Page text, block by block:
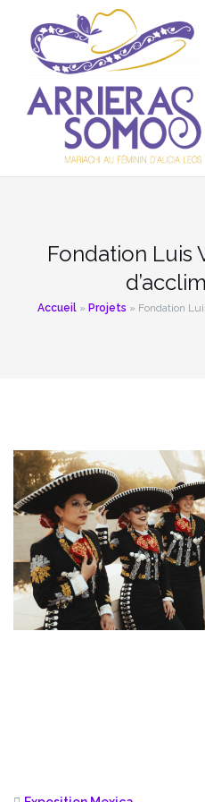
contenu
Fondation Luis
Accueil» Projets » Fondation